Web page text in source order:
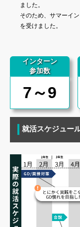
ました。
そのため、サマーイ
を受けました。
インターン
参加数
7～9
就活スケジュー